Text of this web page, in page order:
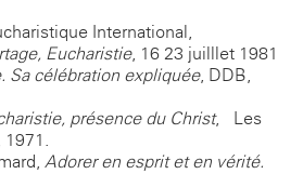
International,
Eucharistie, 16-23 juilllet 1981
Sa célébration expliquée, DDB,
présence du Christ, Les
1971.
Adorer en esprit et en vérité.